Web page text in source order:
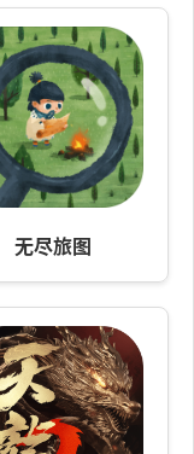
无尽旅图